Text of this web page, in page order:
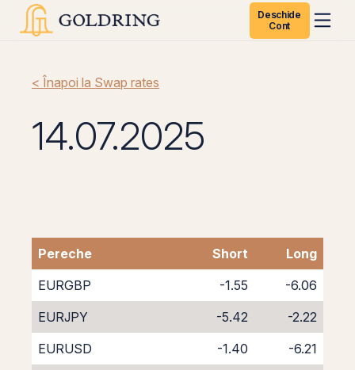
Deschide
Cont
< Înapoi la Swap rates
14.07.2025
Pereche Short
Long
EURGBP
-1.55
-6.06
EURJPY
-5.42
-2.22
EURUSD
-1.40
-6.21